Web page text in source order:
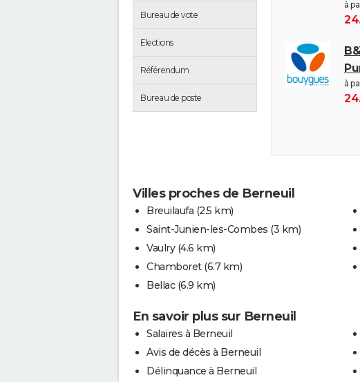
Bureau de vote
Elections
Référendum
Bureau de poste
à
à
Villes proches de Berneuil
Breuilaufa (2.5 km)
Saint-Junien-les-Combes (3 km)
Vaulry (4.6 km)
Chamboret (6.7 km)
Bellac (6.9 km)
En savoir plus sur Berneuil
Salaires à Berneuil
Avis de décès à Berneuil
Délinquance à Berneuil